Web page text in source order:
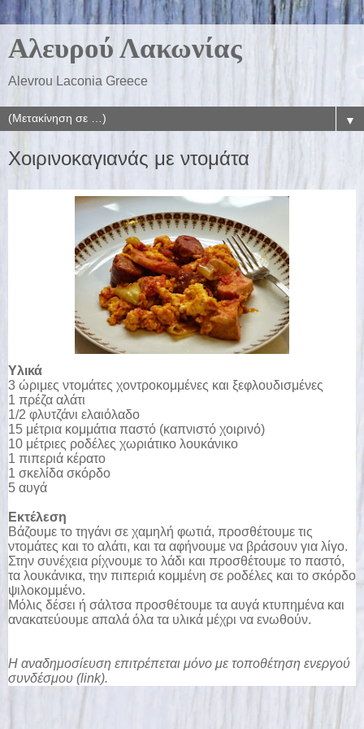
Αλευρού Λακωνίας
Alevrou Laconia Greece
▼
Χοιρινοκαγιανάς με ντομάτα
Yλικά
3 ώριμες ντομάτες χοντροκομμένες και ξεφλουδισμένες
1 πρέζα αλάτι
1/2 φλυτζάνι ελαιόλαδο
15 μέτρια κομμάτια παστό (καπνιστό χοιρινό)
10 μέτριες ροδέλες χωριάτικο λουκάνικο
1 πιπεριά κέρατο
1 σκελίδα σκόρδο
5 αυγά
Εκτέλεση
Βάζουμε το τηγάνι σε χαμηλή φωτιά, προσθέτουμε τις
ντομάτες και το αλάτι, και τα αφήνουμε να βράσουν για λίγο.
Στην συνέχεια ρίχνουμε το λάδι και προσθέτουμε το παστό,
τα λουκάνικα, την πιπεριά κομμένη σε ροδέλες και το σκόρδο
ψιλοκομμένο.
Μόλις δέσει ή σάλτσα προσθέτουμε τα αυγά κτυπημένα και
ανακατεύουμε απαλά όλα τα υλικά μέχρι να ενωθούν.
Η αναδημοσίευση επιτρέπεται μόνο με τοποθέτηση ενεργού
συνδέσμου (link).